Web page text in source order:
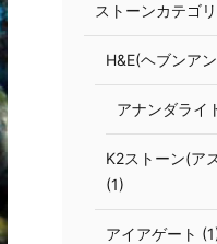
ストーンカテゴ
H&E(ヘブンア
アナンダライ
K2ストーン(ア
(1)
アイアゲート